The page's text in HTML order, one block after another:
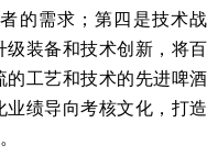
的需求；第四是技术战
装备和技术创新，将百
的工艺和技术的先进啤酒
绩导向考核文化，打造